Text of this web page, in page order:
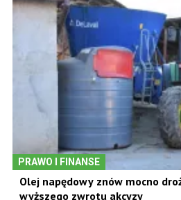
PRAWO I FINANSE
Olej napędowy znów mocno
wyższego zwrotu akcyzy